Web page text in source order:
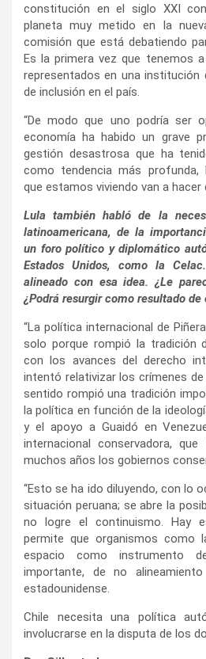
constitución en el siglo XXI
planeta muy metido en la
comisión que está debatiendo
Es la primera vez que tenemos
representados en una institución
de inclusión en el país.
“De modo que uno podría ser
economía ha habido un grave
gestión desastrosa que ha
como tendencia más profunda,
que estamos viviendo van a hacer
Lula también habló de la
latinoamericana, de la
un foro político y diplomático
Estados Unidos, como la
alineado con esa idea. ¿Le
¿Podrá resurgir como resultado
“La política internacional de
solo porque rompió la tradición
con los avances del derecho
intentó relativizar los crímenes de
sentido rompió una tradición
la política en función de la
y el apoyo a Guaidó en
internacional conservadora,
muchos años los gobiernos
“Esto se ha ido diluyendo, con lo
situación peruana; se abre la
no logre el continuismo. Hay
permite que organismos como
espacio como instrumento
importante, de no
estadounidense.
Chile necesita una política
involucrarse en la disputa de los